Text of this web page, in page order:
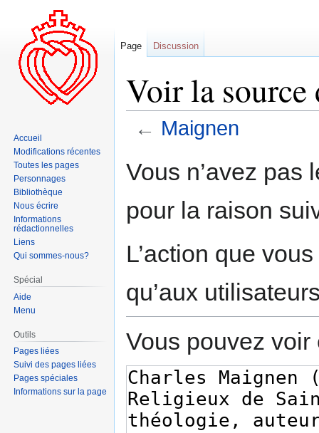
Voir la source
← Maignen
à
navigation
à
recherche
Vous n’avez pas
pour la raison
L’action que
qu’aux
Vous pouvez
Page Discussion
Accueil
Modifications récentes
Toutes les pages
Personnages
Bibliothèque
Nous écrire
Informations
rédactionnelles
Liens
Qui sommes-nous?
Spécial
Aide
Menu
Outils
Pages liées
Suivi des pages liées
Pages spéciales
Informations sur la page